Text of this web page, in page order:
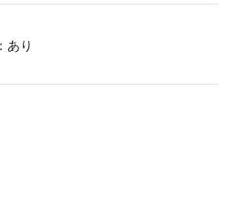
あり